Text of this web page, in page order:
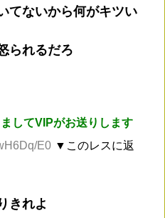
てないから何がキツい
られるだろ
してVIPがお送りします
E0 ▼このレスに返
きれよ